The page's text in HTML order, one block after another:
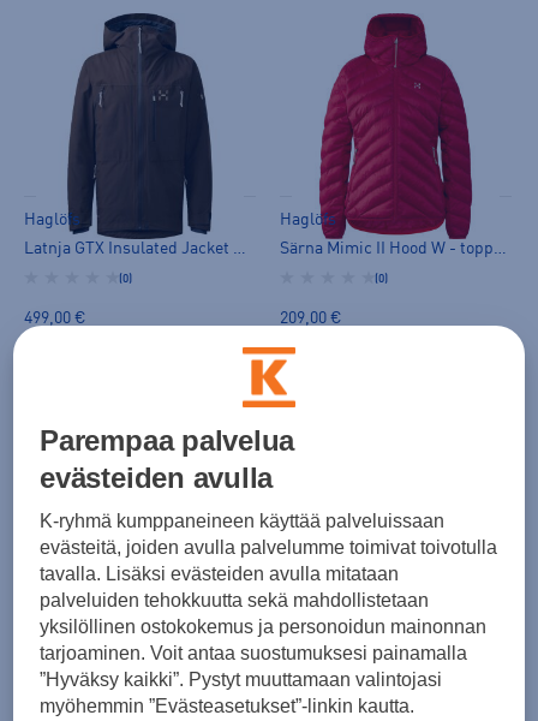
Haglöfs
Latnja GTX Insulated Jacket M - toppatakki
(0)
499,00 €
Haglöfs
Särna Mimic II Hood W - toppatakki
(0)
209,00 €
Haglöfs
Särna Mimic II Hood W - toppatakki
(0)
209,00 €
Haglöfs
(0)
209,00 €
Parempaa palvelua
evästeiden avulla
K-ryhmä kumppaneineen käyttää palveluissaan
evästeitä, joiden avulla palvelumme toimivat toivotulla
tavalla. Lisäksi evästeiden avulla mitataan
palveluiden tehokkuutta sekä mahdollistetaan
yksilöllinen ostokokemus ja personoidun mainonnan
tarjoaminen. Voit antaa suostumuksesi painamalla
”Hyväksy kaikki”. Pystyt muuttamaan valintojasi
myöhemmin ”Evästeasetukset”-linkin kautta.